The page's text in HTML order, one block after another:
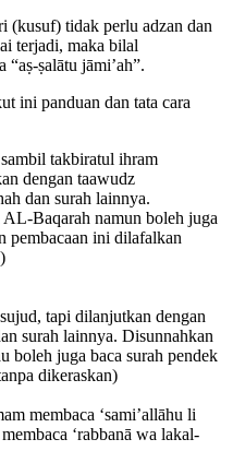
(kusuf) tidak perlu adzan dan
terjadi, maka bilal
“aṣ-ṣalātu jāmi’ah”.
ini panduan dan tata cara
takbiratul ihram
dengan taawudz
dan surah lainnya.
Baqarah namun boleh juga
pembacaan ini dilafalkan
tapi dilanjutkan dengan
surah lainnya. Disunnahkan
boleh juga baca surah pendek
dikeraskan)
membaca ‘sami’allāhu li
‘rabbanā wa lakal-